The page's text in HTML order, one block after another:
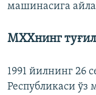
машинасига
МХХнинг
1991 йилнинг 26
Республикаси ўз